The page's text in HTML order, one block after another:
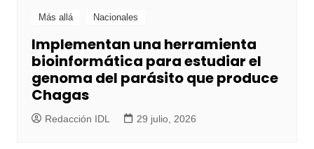
Más allá Nacionales
Implementan una herramienta
bioinformática para estudiar el
genoma del parásito que produce
Chagas
Redacción IDL 29 julio, 2026